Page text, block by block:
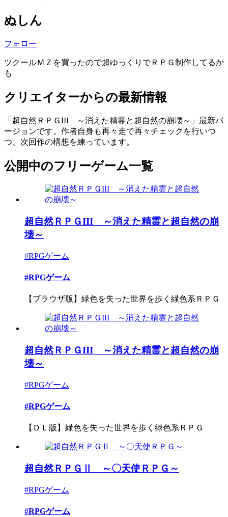
ぬしん
フォロー
ツクールＭＺを買ったので超ゆっくりでＲＰＧ制作してるか
も
クリエイターからの最新情報
「超自然ＲＰＧIII ～消えた精霊と超自然の崩壊～」最新バ
ージョンです。作者自身も再々走で再々チェックを行いつ
つ、次回作の構想を練っています。
公開中のフリーゲーム一覧
超自然ＲＰＧIII ～消えた精霊と超自然の崩
壊～
#RPGゲーム
#RPGゲーム
【ブラウザ版】緑色を失った世界を歩く緑色系ＲＰＧ
超自然ＲＰＧIII ～消えた精霊と超自然の崩
壊～
#RPGゲーム
#RPGゲーム
【ＤＬ版】緑色を失った世界を歩く緑色系ＲＰＧ
超自然ＲＰＧⅡ ～〇天使ＲＰＧ～
#RPGゲーム
#RPGゲーム